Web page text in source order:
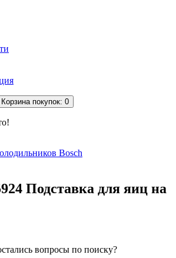
Корзинапокупок: 0
Bosch
Подставка для яиц на
вопросы по поиску?